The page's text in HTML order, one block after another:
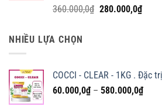
360.000,0₫ Giá
280.000,0₫Giá
NHIỀU LỰA CHỌN
COCCI - CLEAR - 1KG . Đặc
60.000,0₫ – 580.000,0₫